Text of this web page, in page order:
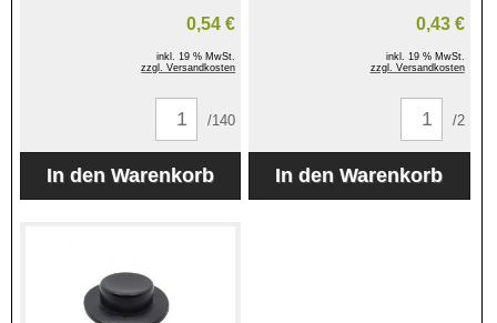
0,54 €
inkl. 19 % MwSt.
zzgl. Versandkosten
/140
0,43 €
inkl. 19 % MwSt.
zzgl. Versandkosten
/2